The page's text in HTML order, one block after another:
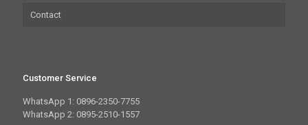
Contact
Customer Service
WhatsApp 1: 0896-2350-7755
WhatsApp 2: 0895-2510-1557